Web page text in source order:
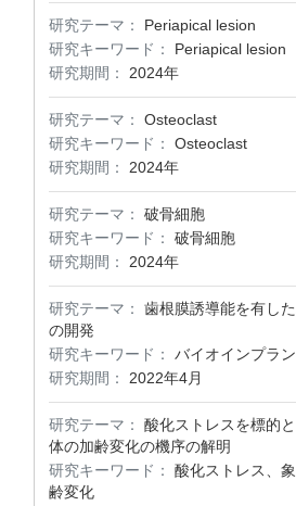
研究テーマ：
Periapical lesion
研究キーワード：
Periapical lesion
研究期間：
2024年
研究テーマ：
Osteoclast
研究キーワード：
Osteoclast
研究期間：
2024年
研究テーマ：
破骨細胞
研究キーワード：
破骨細胞
研究期間：
2024年
研究テーマ：
歯根膜誘導能を有し
の開発
研究キーワード：
バイオインプラ
研究期間：
2022年4月
研究テーマ：
酸化ストレスを標的
体の加齢変化の機序の解明
研究キーワード：
酸化ストレス、
齢変化